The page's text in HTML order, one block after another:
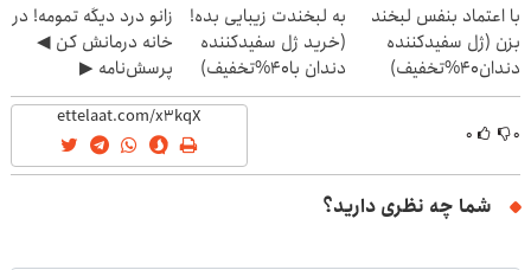
با اعتماد بنفس لبخند
بزن (ژل سفیدکننده
دندان40%تخفیف)
به لبخندت زیبایی بده!
(خرید ژل سفیدکننده
دندان با40%تخفیف)
زانو درد دیگه تمومه! در
خانه درمانش کن ◀
پرسش‌نامه ▶
۰ ۰
شما چه نظری دارید؟